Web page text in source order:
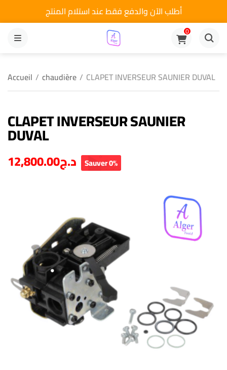
أطلب الآن والدفع فقط عند استلام المنتج
MENU
0
Accueil / chaudière / CLAPET INVERSEUR SAUNIER DUVAL
CLAPET INVERSEUR SAUNIER
DUVAL
د.ج12,800.00 Sauver 0%